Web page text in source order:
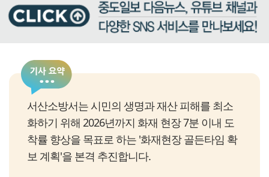
서산소방서는 시민의 생명과 재산 피해를 최소
화하기 위해 2026년까지 화재 현장 7분 이내 도
착률 향상을 목표로 하는 '화재현장 골든타임 확
보 계획'을 본격 추진합니다.